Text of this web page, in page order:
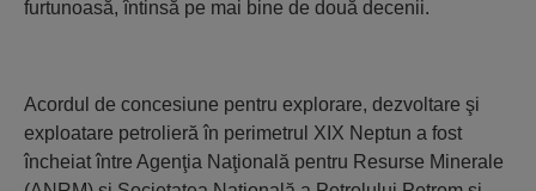
furtunoasă, întinsă pe mai bine de două decenii.
Acordul de concesiune pentru explorare, dezvoltare şi
exploatare petrolieră în perimetrul XIX Neptun a fost
încheiat între Agenţia Naţională pentru Resurse Minerale